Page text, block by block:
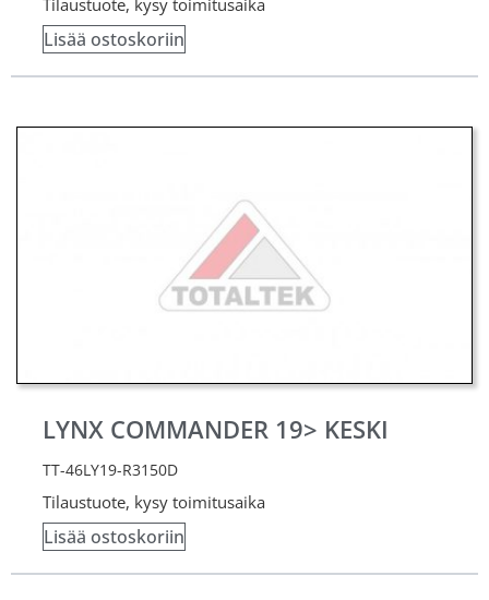
Tilaustuote, kysy toimitusaika
Lisää ostoskoriin
LYNX COMMANDER 19> KESKI
TT-46LY19-R3150D
Tilaustuote, kysy toimitusaika
Lisää ostoskoriin